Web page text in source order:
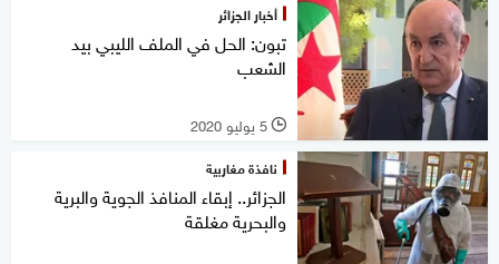
أخبار الجزائر
تبون: الحل في الملف الليبي بيد
الشعب
l 5 يوليو 2020
نافذة مغاربية
الجزائر.. إبقاء المنافذ الجوية والبرية
والبحرية مغلقة